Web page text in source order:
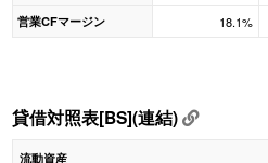
営業CFマージン 18.1%
貸借対照表[BS](連結)
流動資産